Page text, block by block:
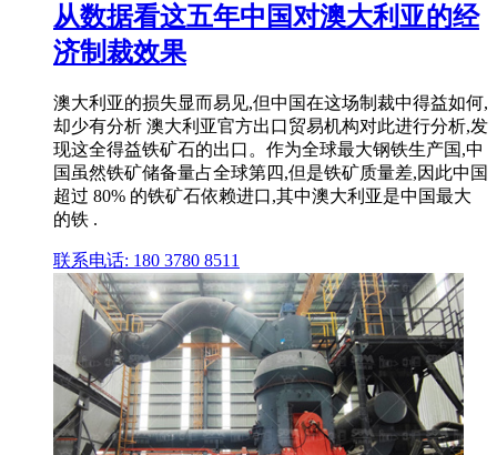
从数据看这五年中国对澳大利亚的经
济制裁效果
澳大利亚的损失显而易见,但中国在这场制裁中得益如何,
却少有分析 澳大利亚官方出口贸易机构对此进行分析,发
现这全得益铁矿石的出口。作为全球最大钢铁生产国,中
国虽然铁矿储备量占全球第四,但是铁矿质量差,因此中国
超过 80% 的铁矿石依赖进口,其中澳大利亚是中国最大
的铁 .
联系电话: 180 3780 8511